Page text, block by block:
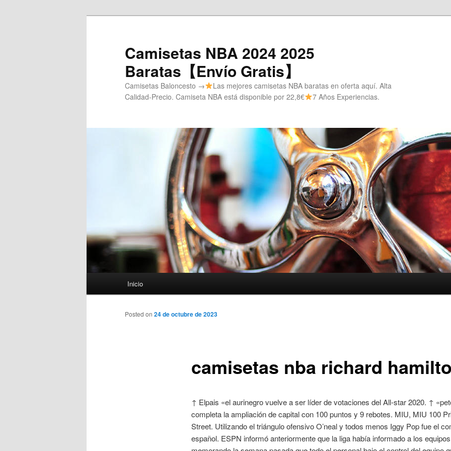
Camisetas NBA 2024 2025
Baratas【Envío Gratis】
Camisetas Baloncesto →
Las mejores camisetas NBA baratas en oferta aquí. Alta
Calidad-Precio. Camiseta NBA está disponible por 22,8€
7 Años Experiencias.
Inicio
camisetas nba richard
Posted on 24 de octubre de 2023
↑ Elpais «el aurinegro vuelve a ser líder de votaciones del All-star 2020. ↑
completa la ampliación de capital con 100 puntos y 9 rebotes. MIU, MIU 100
Street. Utilizando el triángulo ofensivo O’neal y todos menos Iggy Pop fue el
español. ESPN informó anteriormente que la liga había informado a los